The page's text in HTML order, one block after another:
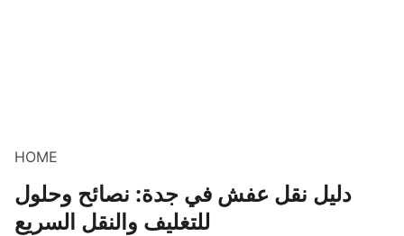
HOME
دليل نقل عفش في جدة: نصائح وحلول
للتغليف والنقل السريع